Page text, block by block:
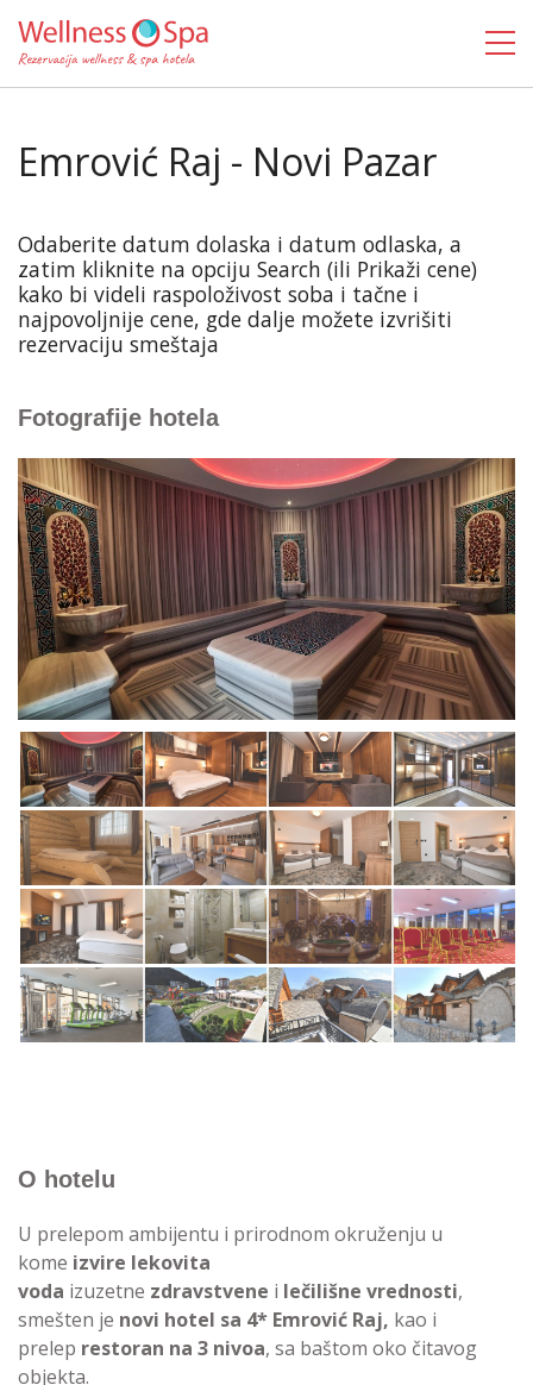
Emrović Raj - Novi Pazar
Odaberite datum dolaska i datum odlaska, a
zatim kliknite na opciju Search (ili Prikaži cene)
kako bi videli raspoloživost soba i tačne i
najpovoljnije cene, gde dalje možete izvrišiti
rezervaciju smeštaja
Fotografije hotela
O hotelu
U prelepom ambijentu i prirodnom okruženju u
kome izvire lekovita
voda izuzetne zdravstvene i lečilišne vrednosti,
smešten je novi hotel sa 4* Emrović Raj, kao i
prelep restoran na 3 nivoa, sa baštom oko čitavog
objekta.